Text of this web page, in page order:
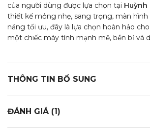
của người dùng được lựa chọn tại Huỳnh
thiết kế mỏng nhẹ, sang trọng, màn hình
năng tối ưu, đây là lựa chọn hoàn hảo
một chiếc máy tính mạnh mẽ, bền bỉ và
THÔNG TIN BỔ SUNG
ĐÁNH GIÁ (1)